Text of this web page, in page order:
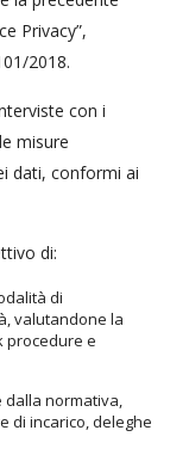
Privacy”,
2018.
con i
misure
dati, conformi ai
di:
di
valutandone la
procedure e
normativa,
di incarico, deleghe